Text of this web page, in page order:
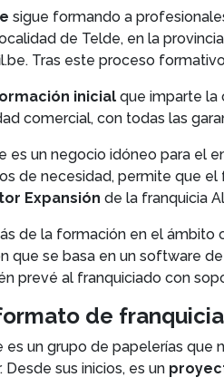
sigue formando a
de Telde, en la
Tras este proceso
inicial que imparte la
comercial, con todas las
es un negocio idóneo para el
de necesidad, permite que el
Expansión de la franquicia
de la formación en el ámbito
que se basa en un software
prevé al franquiciado con
de
es un grupo de papelerías
Desde sus inicios, es un